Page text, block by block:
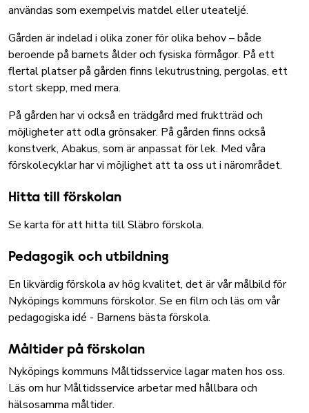
användas som exempelvis matdel eller uteateljé.
Gården är indelad i olika zoner för olika behov – både
beroende på barnets ålder och fysiska förmågor. På ett
flertal platser på gården finns lekutrustning, pergolas, ett
stort skepp, med mera.
På gården har vi också en trädgård med fruktträd och
möjligheter att odla grönsaker. På gården finns också
konstverk, Abakus, som är anpassat för lek. Med våra
förskolecyklar har vi möjlighet att ta oss ut i närområdet.
Hitta till förskolan
Se karta för att hitta till Släbro förskola.
Pedagogik och utbildning
En likvärdig förskola av hög kvalitet, det är vår målbild för
Nyköpings kommuns förskolor. Se en film och läs om vår
pedagogiska idé - Barnens bästa förskola.
Måltider på förskolan
Nyköpings kommuns Måltidsservice lagar maten hos oss.
Läs om hur Måltidsservice arbetar med hållbara och
hälsosamma måltider.